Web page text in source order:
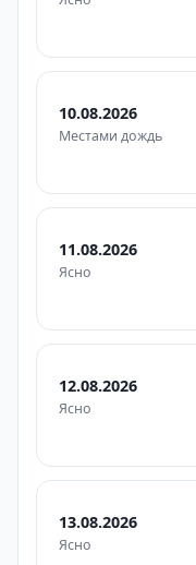
10.08.2026
Местами дождь
11.08.2026
Ясно
12.08.2026
Ясно
13.08.2026
Ясно